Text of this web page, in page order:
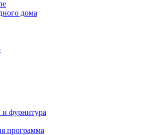
дома
фурнитура
программа